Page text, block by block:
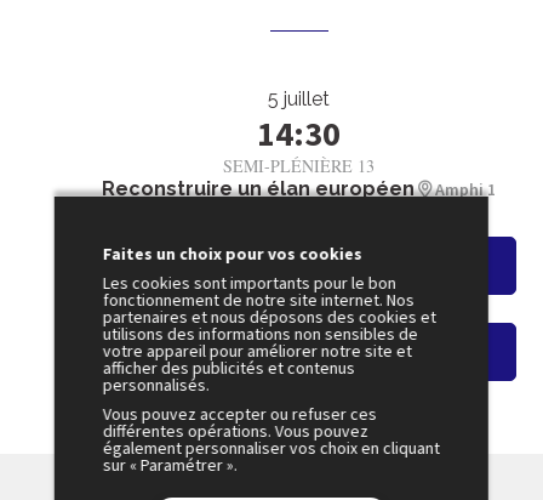
5 juillet
14:30
SEMI-PLÉNIÈRE 13
Reconstruire un élan européen
Amphi 1
Voir le résumé
Voir le replay
Faites un choix pour vos cookies
Les cookies sont importants pour le bon
fonctionnement de notre site internet. Nos
partenaires et nous déposons des cookies et
utilisons des informations non sensibles de
votre appareil pour améliorer notre site et
afficher des publicités et contenus
personnalisés.
Vous pouvez accepter ou refuser ces
différentes opérations. Vous pouvez
également personnaliser vos choix en cliquant
sur « Paramétrer ».